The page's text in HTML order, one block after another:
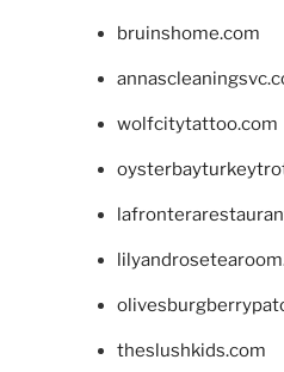
bruinshome.com
wolfcitytattoo.com
theslushkids.com